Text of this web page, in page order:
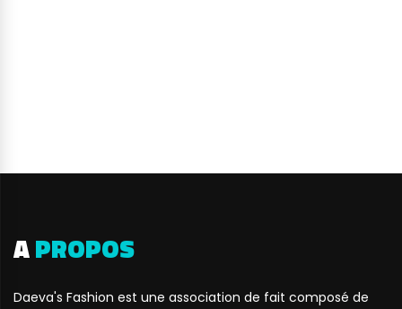
APROPOS
Daeva's Fashion est une association de fait composé de